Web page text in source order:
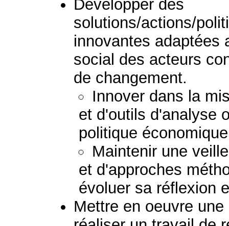
Développer des
solutions/actions/
innovantes adaptées
social des acteurs
de changement.
Innover dans la
et d'outils d'analyse
politique
Maintenir une
et d'approches
évoluer sa réflexion
Mettre en oeuvre